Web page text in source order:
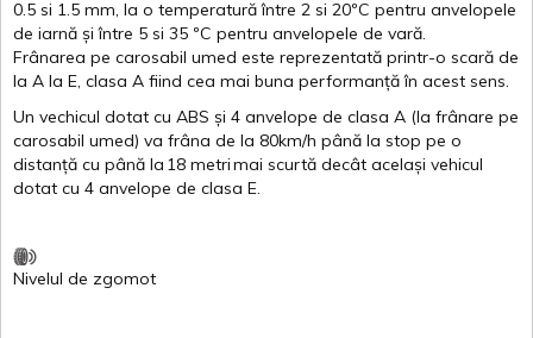
0.5 si 1.5 mm, la o temperatură între 2 si 20ºC pentru anvelopele
de iarnă și între 5 si 35 ºC pentru anvelopele de vară.
Frânarea pe carosabil umed este reprezentată printr-o scară de
la A la E, clasa A fiind cea mai buna performanță în acest sens.
Un vechicul dotat cu ABS și 4 anvelope de clasa A (la frânare pe
carosabil umed) va frâna de la 80km/h până la stop pe o
distanță cu până la 18 metrimai scurtă decât același vehicul
dotat cu 4 anvelope de clasa E.
Nivelul de zgomot